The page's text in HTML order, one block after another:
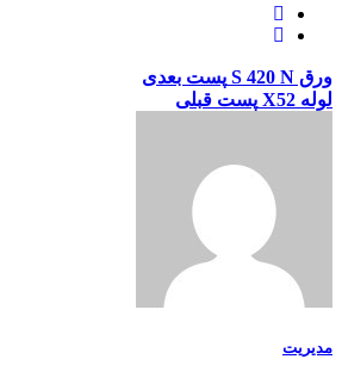
ورق S 420 N
پست بعدی
لوله X52
پست قبلی
مدیریت